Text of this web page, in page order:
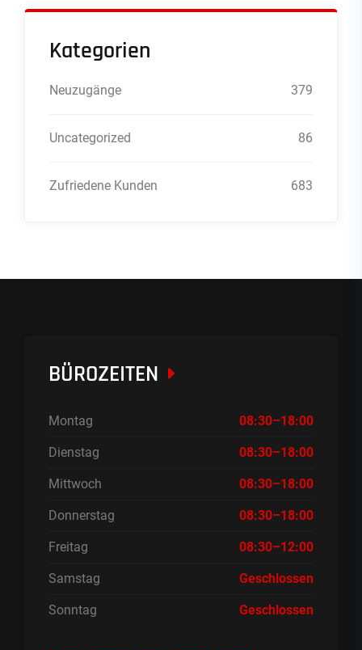
Kategorien
Neuzugänge 379
Uncategorized 86
Zufriedene Kunden 683
BÜROZEITEN
Montag 08:30–18:00
Dienstag 08:30–18:00
Mittwoch 08:30–18:00
Donnerstag 08:30–18:00
Freitag 08:30–12:00
Samstag Geschlossen
Sonntag Geschlossen